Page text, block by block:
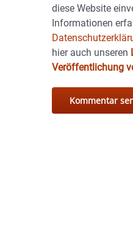
diese Website
Informationen
hier auch unseren
Veröffentlichung